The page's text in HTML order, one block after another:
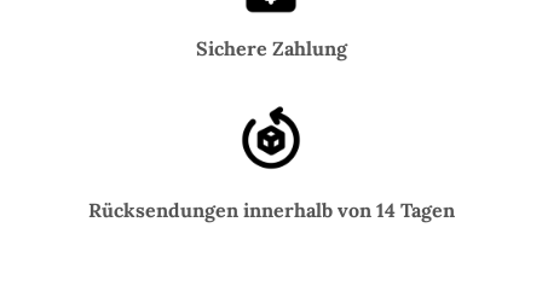
Sichere Zahlung
Rücksendungen innerhalb von 14 Tagen